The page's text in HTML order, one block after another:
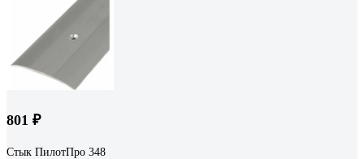
801 ₽
Стык ПилотПро 348